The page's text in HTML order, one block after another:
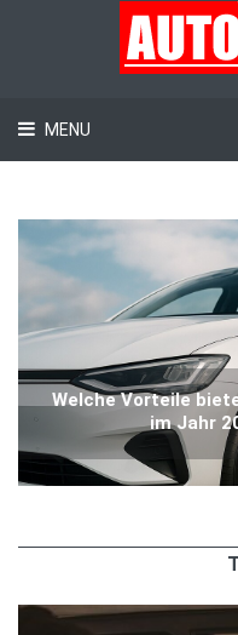
MENU
Welche Vorteile
im Jahr